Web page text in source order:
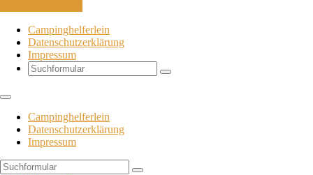
Campinghelferlein
Datenschutzerklärung
Impressum
Search
Campinghelferlein
Datenschutzerklärung
Impressum